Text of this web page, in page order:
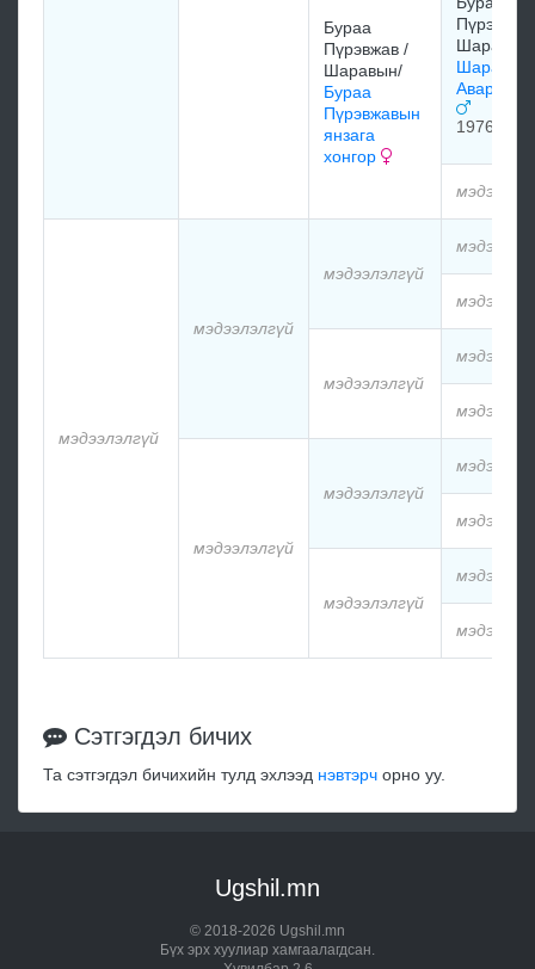
Бураа
Пүрэвжав /
Шаравын/
Бураа
Пүрэвжавын
янзага
хонгор
Пүрэвжав
Шаравын/
Шаравын
Аваргын
1976
мэдээлэлгүй
мэдээлэлгүй
мэдээлэлгүй
мэдээлэлгүй
мэдээлэлгүй
мэдээлэлгүй
мэдээлэлгүй
Сэтгэгдэл бичих
Та сэтгэгдэл бичихийн тулд эхлээд нэвтэрч орно уу.
Ugshil.mn
© 2018-2026 Ugshil.mn
Бүх эрх хуулиар хамгаалагдсан.